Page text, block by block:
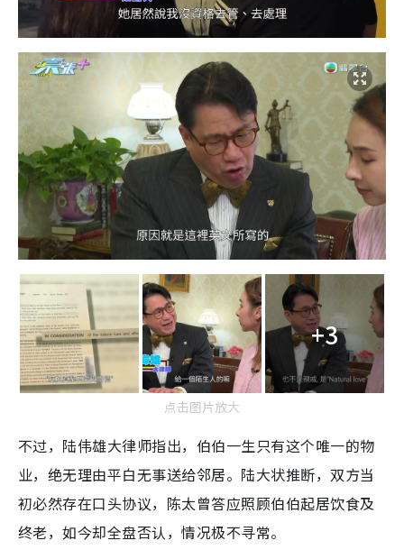
+3
点击图片放大
不过，陆伟雄大律师指出，伯伯一生只有这个唯一的物
业，绝无理由平白无事送给邻居。陆大状推断，双方当
初必然存在口头协议，陈太曾答应照顾伯伯起居饮食及
终老，如今却全盘否认，情况极不寻常。